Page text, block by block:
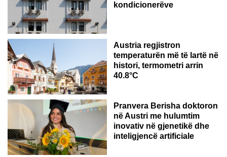
kondicionerëve
Austria regjistron
temperaturën më të lartë në
histori, termometri arrin
40.8°C
AUSTRI
Pranvera Berisha doktoron
në Austri me hulumtim
inovativ në gjenetikë dhe
inteligjencë artificiale